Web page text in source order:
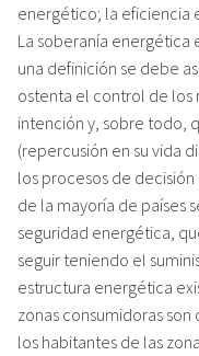
energético; la eficiencia
La soberanía energética
una definición se debe
ostenta el control de los
intención y, sobre todo,
(repercusión en su vida
los procesos de
de la mayoría de países
seguridad energética,
seguir teniendo el
estructura energética
zonas consumidoras
los habitantes de las